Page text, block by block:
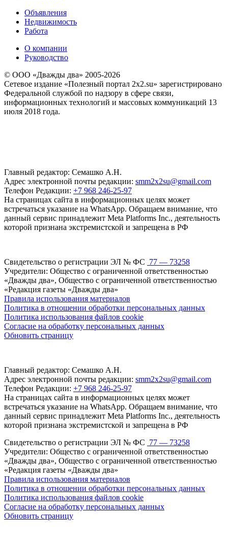
Объявления
Недвижимость
Работа
О компании
Руководство
© ООО «Дважды два» 2005-2026
Сетевое издание «Полезный портал 2x2.su» зарегистрировано
Федеральной службой по надзору в сфере связи,
информационных технологий и массовых коммуникаций 13
июля 2018 года.
Главный редактор: Семашко А.Н.
Адрес электронной почты редакции: smm2x2su@gmail.com
Телефон Редакции: +7 968 246-25-97
На страницах сайта в информационных целях может
встречаться указание на WhatsApp. Обращаем внимание, что
данный сервис принадлежит Meta Platforms Inc., деятельность
которой признана экстремистской и запрещена в РФ
Свидетельство о регистрации ЭЛ № ФС 77 — 73258
Учредители: Общество с ограниченной ответственностью
«Дважды два», Общество с ограниченной ответственностью
«Редакция газеты «Дважды два»
Правила использования материалов
Политика в отношении обработки персональных данных
Политика использования файлов cookie
Согласие на обработку персональных данных
Обновить страницу
Главный редактор: Семашко А.Н.
Адрес электронной почты редакции: smm2x2su@gmail.com
Телефон Редакции: +7 968 246-25-97
На страницах сайта в информационных целях может
встречаться указание на WhatsApp. Обращаем внимание, что
данный сервис принадлежит Meta Platforms Inc., деятельность
которой признана экстремистской и запрещена в РФ
Свидетельство о регистрации ЭЛ № ФС 77 — 73258
Учредители: Общество с ограниченной ответственностью
«Дважды два», Общество с ограниченной ответственностью
«Редакция газеты «Дважды два»
Правила использования материалов
Политика в отношении обработки персональных данных
Политика использования файлов cookie
Согласие на обработку персональных данных
Обновить страницу